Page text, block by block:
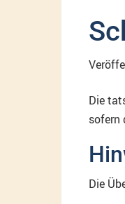
Die
sofern
Die